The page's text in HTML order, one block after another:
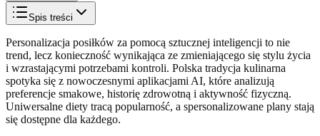
Spis treści
Personalizacja posiłków za pomocą sztucznej inteligencji to nie
trend, lecz konieczność wynikająca ze zmieniającego się stylu życia
i wzrastającymi potrzebami kontroli. Polska tradycja kulinarna
spotyka się z nowoczesnymi aplikacjami AI, które analizują
preferencje smakowe, historię zdrowotną i aktywność fizyczną.
Uniwersalne diety tracą popularność, a spersonalizowane plany stają
się dostępne dla każdego.